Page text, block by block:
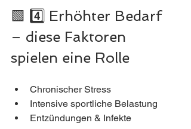
🟩 4️⃣ Erhöhter Bedarf
– diese Faktoren
spielen eine Rolle
Chronischer Stress
Intensive sportliche Belastung
Entzündungen & Infekte